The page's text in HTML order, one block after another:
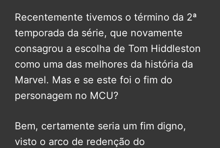
Recentemente tivemos o término da 2ª
temporada da série, que novamente
consagrou a escolha de Tom Hiddleston
como uma das melhores da história da
Marvel. Mas e se este foi o fim do
personagem no MCU?
Bem, certamente seria um fim digno,
visto o arco de redenção do